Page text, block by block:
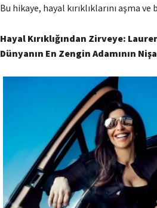
Bu hikaye, hayal kırıklıklarını aşma
Hayal Kırıklığından Zirveye:
Dünyanın En Zengin Adamının